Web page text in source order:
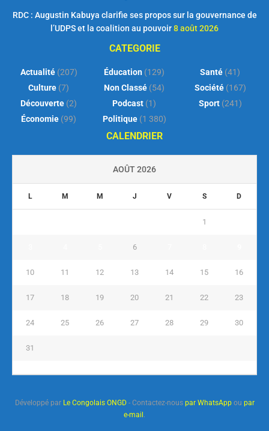
RDC : Augustin Kabuya clarifie ses propos sur la gouvernance de
l’UDPS et la coalition au pouvoir8 août 2026
CATEGORIE
Actualité(207)
Culture (7)
Découverte (2)
Économie (99)
Éducation (129)
Non Classé (54)
Podcast (1)
Politique(1 380)
Santé (41)
Société(167)
Sport(241)
CALENDRIER
AOÛT 2026
L M M J V S D
1
6
10 11 12 13 14 15 16
17 18 19 20 21 22 23
24 25 26 27 28 29 30
31
Développé par Le Congolais ONGD- Contactez-nous par WhatsAppou par
e-mail.